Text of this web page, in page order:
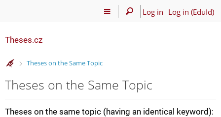
Log in Log in (EduId)
Theses.cz
>
Theses on the Same Topic
Theses on the Same Topic
Theses on the same topic (having an identical keyword):